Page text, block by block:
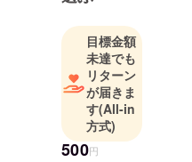
店を渡り歩
き形、様式
にとらわれ
ない独自の
飲食感を磨
28歳の歳に
自分にしか
目標金額
未達でも
リターン
が届きま
す(All-in
方式)
500円